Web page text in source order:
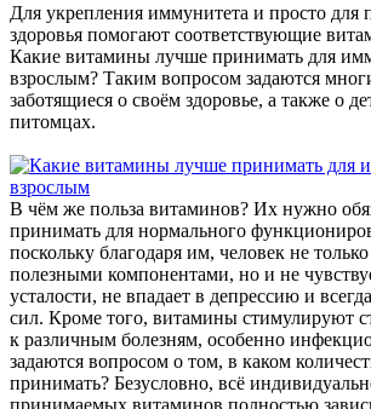
Для укрепления иммунитета и просто для
здоровья помогают соответствующие
Какие витамины лучше принимать для
взрослым? Таким вопросом задаются
заботящиеся о своём здоровье, а также о
питомцах.
В чём же польза витаминов? Их нужно
принимать для нормального
поскольку благодаря им, человек не
полезными компонентами, но и не
усталости, не впадает в депрессию и
сил. Кроме того, витамины стимулируют
к различным болезням, особенно
задаются вопросом о том, в каком
принимать? Безусловно, всё
принимаемых витаминов полностью